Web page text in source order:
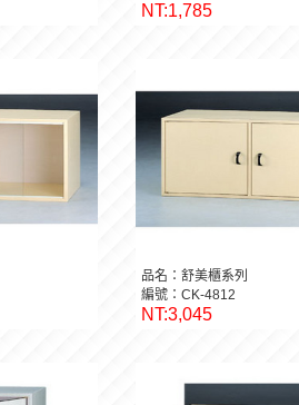
NT:1,785
品名：舒美櫃系列
編號：CK-4812
NT:3,045